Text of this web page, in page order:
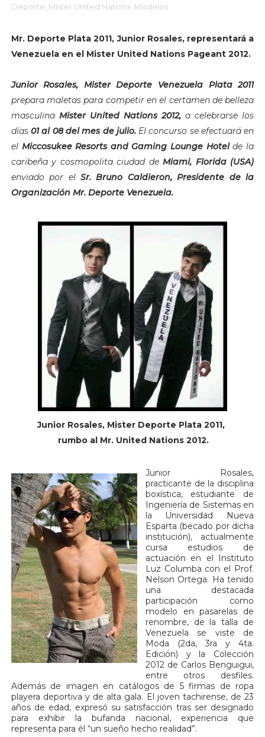
Deporte ,Mister United Nations ,Modelos
Mr. Deporte Plata 2011, Junior Rosales, representará a
Venezuela en el Mister United Nations Pageant 2012.
Junior Rosales, Mister Deporte Venezuela Plata 2011
prepara maletas para competir en el certamen de belleza
masculina Mister United Nations 2012, a celebrarse los
días01 al 08 del mes de julio.El concurso se efectuará en
el Miccosukee Resorts and Gaming Lounge Hotelde la
caribeña y cosmopolita ciudad deMiami, Florida (USA)
enviado por elSr. Bruno Caldieron, Presidente de la
Organización Mr. Deporte Venezuela.
Junior Rosales, Mister Deporte Plata 2011,
rumbo al Mr. United Nations 2012.
Junior Rosales,
practicante de la disciplina
boxística, estudiante de
Ingeniería de Sistemas en
la Universidad Nueva
Esparta (becado por dicha
institución), actualmente
cursa estudios de
actuación en el Instituto
Luz Columba con el Prof.
Nelson Ortega. Ha tenido
una destacada
participación como
modelo en pasarelas de
renombre, de la talla de
Venezuela se viste de
Moda (2da, 3ra y 4ta.
Edición) y la Colección
2012 de Carlos Benguigui,
entre otros desfiles.
Además de imagen en catálogos de 5 firmas de ropa
playera deportiva y de alta gala. El joven tachirense, de 23
años de edad, expresó su satisfacción tras ser designado
para exhibir la bufanda nacional, experiencia que
representa para él “un sueño hecho realidad”.